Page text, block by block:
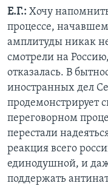
Е.Г.: Хочу
процессе,
амплитуды никак
смотрели на
отказалась. В
иностранных дел
продемонстрирует
переговорном
перестали
реакция всего
единодушной, и
поддержать